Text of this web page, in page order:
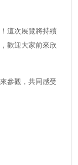
這次展覽將持續
歡迎大家前來欣
參觀，共同感受